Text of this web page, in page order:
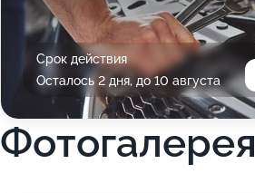
Срок действия
Осталось 2 дня, до 10 августа
Фотогалерея